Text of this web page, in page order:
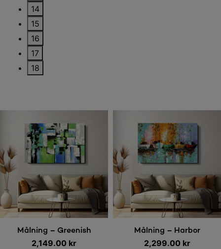
14
15
16
17
18
Lägg till i varukorg
Målning – Greenish
2,149.00 kr
Lägg till i varukorg
Målning – Harbor
2,299.00 kr